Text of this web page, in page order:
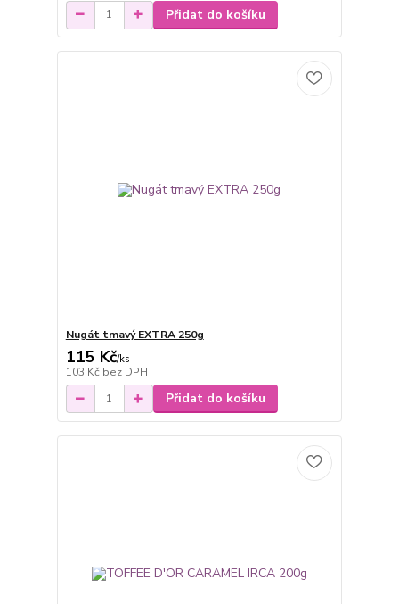
Přidat do košíku
Nugát tmavý EXTRA 250g
115 Kč/ks
103 Kč bez DPH
Přidat do košíku